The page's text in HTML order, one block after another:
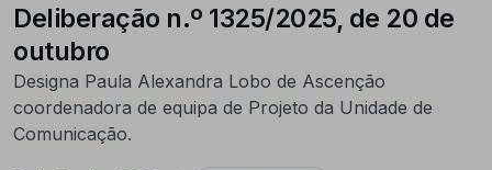
Deliberação n.º 1325/2025, de 20 de
outubro
Designa Paula Alexandra Lobo de Ascenção
coordenadora de equipa de Projeto da Unidade de
Comunicação.